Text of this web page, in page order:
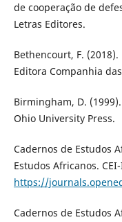
de cooperação de
Letras Editores.
Bethencourt, F. (2018).
Editora Companhia
Birmingham, D.
Ohio University Press.
Cadernos de Estudos
Estudos Africanos. CEI-
https://
Cadernos de Estudos